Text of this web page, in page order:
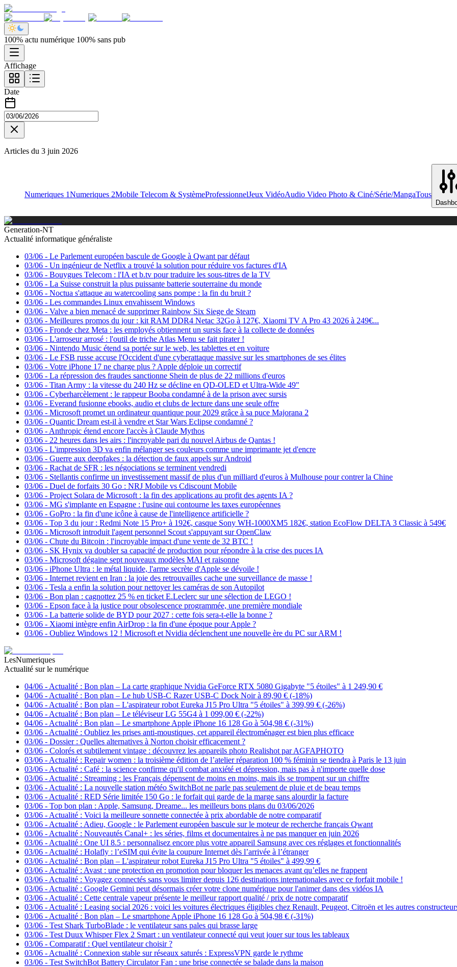
100% actu numérique 100% sans pub
Affichage
Date
Articles du 3 juin 2026
Numeriques 1Numeriques 2Mobile Telecom & SystèmeProfessionnelJeux VidéoAudio Video Photo & Ciné/Série/MangaTous
Generation-NT
Actualité informatique généraliste
03/06 - Le Parlement européen bascule de Google à Qwant par défaut
03/06 - Un ingénieur de Netflix a trouvé la solution pour réduire vos factures d'IA
03/06 - Bouygues Telecom : l'IA et b.tv pour traduire les sous-titres de la TV
03/06 - La Suisse construit la plus puissante batterie souterraine du monde
03/06 - Noctua s'attaque au watercooling sans pompe : la fin du bruit ?
03/06 - Les commandes Linux envahissent Windows
03/06 - Valve a bien menacé de supprimer Rainbow Six Siege de Steam
03/06 - Meilleures promos du jour : kit RAM DDR4 Netac 32Go à 127€, Xiaomi TV A Pro 43 2026 à 249€...
03/06 - Fronde chez Meta : les employés obtiennent un sursis face à la collecte de données
03/06 - L'arroseur arrosé : l'outil de triche Atlas Menu se fait pirater !
03/06 - Nintendo Music étend sa portée sur le web, les tablettes et en voiture
03/06 - Le FSB russe accuse l'Occident d'une cyberattaque massive sur les smartphones de ses élites
03/06 - Votre iPhone 17 ne charge plus ? Apple déploie un correctif
03/06 - La répression des fraudes sanctionne Shein de plus de 22 millions d'euros
03/06 - Titan Army : la vitesse du 240 Hz se décline en QD-OLED et Ultra-Wide 49"
03/06 - Cyberharcèlement : le rappeur Booba condamné à de la prison avec sursis
03/06 - Everand fusionne ebooks, audio et clubs de lecture dans une seule offre
03/06 - Microsoft promet un ordinateur quantique pour 2029 grâce à sa puce Majorana 2
03/06 - Quantic Dream est-il à vendre et Star Wars Eclipse condamné ?
03/06 - Anthropic étend encore l'accès à Claude Mythos
03/06 - 22 heures dans les airs : l'incroyable pari du nouvel Airbus de Qantas !
03/06 - L'impression 3D va enfin mélanger ses couleurs comme une imprimante jet d'encre
03/06 - Guerre aux deepfakes : la détection de faux appels sur Android
03/06 - Rachat de SFR : les négociations se terminent vendredi
03/06 - Stellantis confirme un investissement massif de plus d'un milliard d'euros à Mulhouse pour contrer la Chine
03/06 - Duel de forfaits 30 Go : NRJ Mobile vs Cdiscount Mobile
03/06 - Project Solara de Microsoft : la fin des applications au profit des agents IA ?
03/06 - MG s'implante en Espagne : l'usine qui contourne les taxes européennes
03/06 - GoPro : la fin d'une icône à cause de l'intelligence artificielle ?
03/06 - Top 3 du jour : Redmi Note 15 Pro+ à 192€, casque Sony WH-1000XM5 182€, station EcoFlow DELTA 3 Classic à 549€
03/06 - Microsoft introduit l'agent personnel Scout s'appuyant sur OpenClaw
03/06 - Chute du Bitcoin : l'incroyable impact d'une vente de 32 BTC !
03/06 - SK Hynix va doubler sa capacité de production pour répondre à la crise des puces IA
03/06 - Microsoft dégaine sept nouveaux modèles MAI et raisonne
03/06 - iPhone Ultra : le métal liquide, l'arme secrète d'Apple se dévoile !
03/06 - Internet revient en Iran : la joie des retrouvailles cache une surveillance de masse !
03/06 - Tesla a enfin la solution pour nettoyer les caméras de son Autopilot
03/06 - Bon plan : cagnottez 25 % en ticket E.Leclerc sur une sélection de LEGO !
03/06 - Epson face à la justice pour obsolescence programmée, une première mondiale
03/06 - La batterie solide de BYD pour 2027 : cette fois sera-t-elle la bonne ?
03/06 - Xiaomi intègre enfin AirDrop : la fin d'une époque pour Apple ?
03/06 - Oubliez Windows 12 ! Microsoft et Nvidia déclenchent une nouvelle ère du PC sur ARM !
LesNumeriques
Actualité sur le numérique
04/06 - Actualité : Bon plan – La carte graphique Nvidia GeForce RTX 5080 Gigabyte "5 étoiles" à 1 249,90 €
04/06 - Actualité : Bon plan – Le hub USB-C Razer USB-C Dock Noir à 89,90 € (-18%)
04/06 - Actualité : Bon plan – L'aspirateur robot Eureka J15 Pro Ultra "5 étoiles" à 399,99 € (-26%)
04/06 - Actualité : Bon plan – Le téléviseur LG 55G4 à 1 099,00 € (-22%)
04/06 - Actualité : Bon plan – Le smartphone Apple iPhone 16 128 Go à 504,98 € (-31%)
03/06 - Actualité : Oubliez les prises anti-moustiques, cet appareil électroménager est bien plus efficace
03/06 - Dossier : Quelles alternatives à Norton choisir efficacement ?
03/06 - Colorés et subtilement vintage : découvrez les appareils photo Realishot par AGFAPHOTO
03/06 - Actualité : Repair women : la troisième édition de l’atelier réparation 100 % féminin se tiendra à Paris le 13 juin
03/06 - Actualité : Café : la science confirme qu'il combat anxiété et dépression, mais pas à n'importe quelle dose
03/06 - Actualité : Streaming : les Français dépensent de moins en moins, mais ils se trompent sur un chiffre
03/06 - Actualité : La nouvelle station météo SwitchBot ne parle pas seulement de pluie et de beau temps
03/06 - Actualité : RED Série limitée 150 Go : le forfait qui garde de la marge sans alourdir la facture
03/06 - Top bon plan : Apple, Samsung, Dreame... les meilleurs bons plans du 03/06/2026
03/06 - Actualité : Voici la meilleure sonnette connectée à prix abordable de notre comparatif
03/06 - Actualité : Adieu, Google : le Parlement européen bascule sur le moteur de recherche français Qwant
03/06 - Actualité : Nouveautés Canal+ : les séries, films et documentaires à ne pas manquer en juin 2026
03/06 - Actualité : One UI 8.5 : personnalisez encore plus votre appareil Samsung avec ces réglages et fonctionnalités
03/06 - Actualité : Holafly : l’eSIM qui évite la coupure Internet dès l’arrivée à l’étranger
03/06 - Actualité : Bon plan – L'aspirateur robot Eureka J15 Pro Ultra "5 étoiles" à 499,99 €
03/06 - Actualité : Avast : une protection en promotion pour bloquer les menaces avant qu’elles ne frappent
03/06 - Actualité : Voyagez connectés sans vous limiter depuis 126 destinations internationales avec ce forfait mobile !
03/06 - Actualité : Google Gemini peut désormais créer votre clone numérique pour l'animer dans des vidéos IA
03/06 - Actualité : Cette centrale vapeur présente le meilleur rapport qualité / prix de notre comparatif
03/06 - Actualité : Leasing social 2026 : voici les voitures électriques éligibles chez Renault, Peugeot, Citroën et les autres
03/06 - Actualité : Bon plan – Le smartphone Apple iPhone 16 128 Go à 504,98 € (-31%)
03/06 - Test Shark TurboBlade : le ventilateur sans pales qui brasse large
03/06 - Test Duux Whisper Flex 2 Smart : un ventilateur connecté qui veut jouer sur tous les tableaux
03/06 - Comparatif : Quel ventilateur choisir ?
03/06 - Actualité : Connexion stable sur réseaux saturés : ExpressVPN garde le rythme
03/06 - Test SwitchBot Battery Circulator Fan : une brise connectée se balade dans la maison